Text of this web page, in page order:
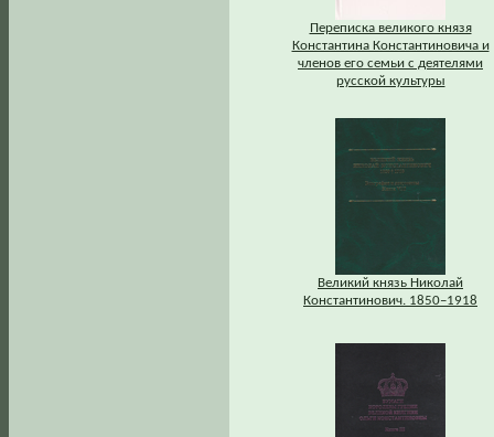
Переписка великого князя
Константина Константиновича и
членов его семьи с деятелями
русской культуры
Великий князь Николай
Константинович. 1850–1918